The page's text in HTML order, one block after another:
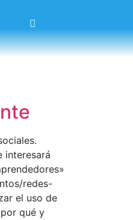
interesará
redes-
el uso de
qué y